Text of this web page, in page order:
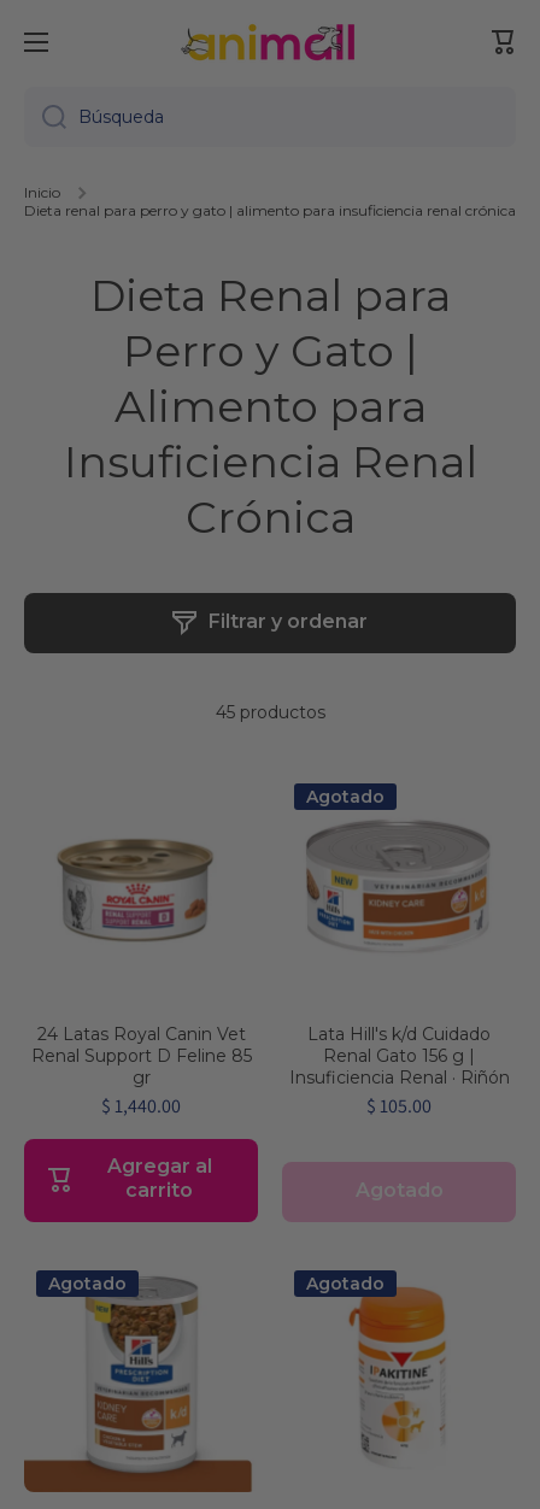
Ir directamente al contenido
Búsqueda
Inicio
Dieta renal para perro y gato | alimento para insuficiencia renal crónica
Dieta Renal para
Perro y Gato |
Alimento para
Insuficiencia Renal
Crónica
Filtrar y ordenar
45 productos
24 Latas Royal Canin Vet
Renal Support D Feline 85
gr
$ 1,440.00
Agregar al
carrito
Agotado
Lata Hill's k/d Cuidado
Renal Gato 156 g |
Insuficiencia Renal · Riñón
$ 105.00
Agotado
Agotado Agotado